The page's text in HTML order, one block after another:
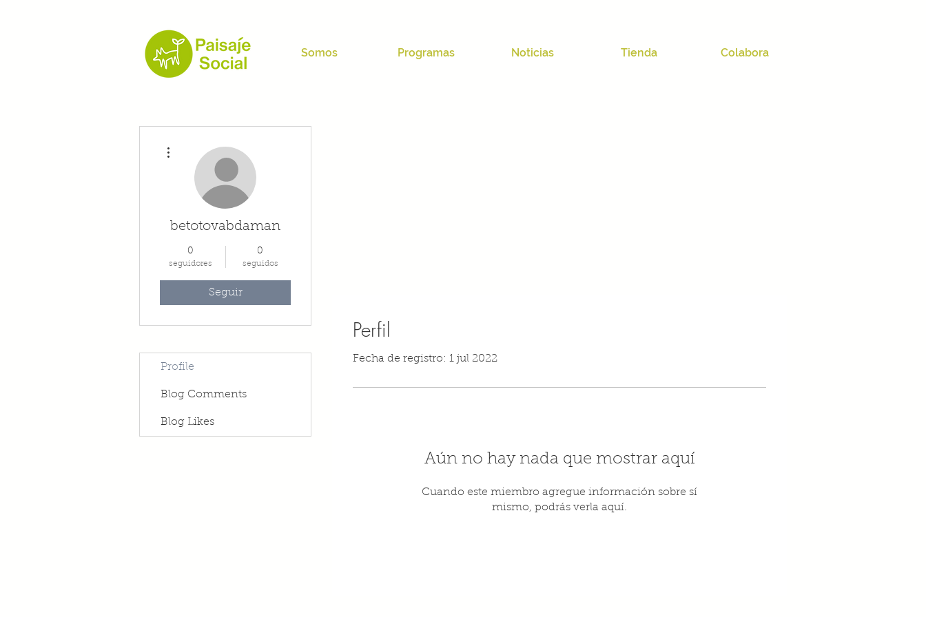
Somos Programas Noticias Tienda Colabora
Perfil
Fecha de registro: 1 jul 2022
Aún no hay nada que mostrar aquí
Cuando este miembro agregue información sobre sí
mismo, podrás verla aquí.
betotovabdaman
0
seguidores
0
seguidos
Seguir
Profile
Blog Comments
Blog Likes